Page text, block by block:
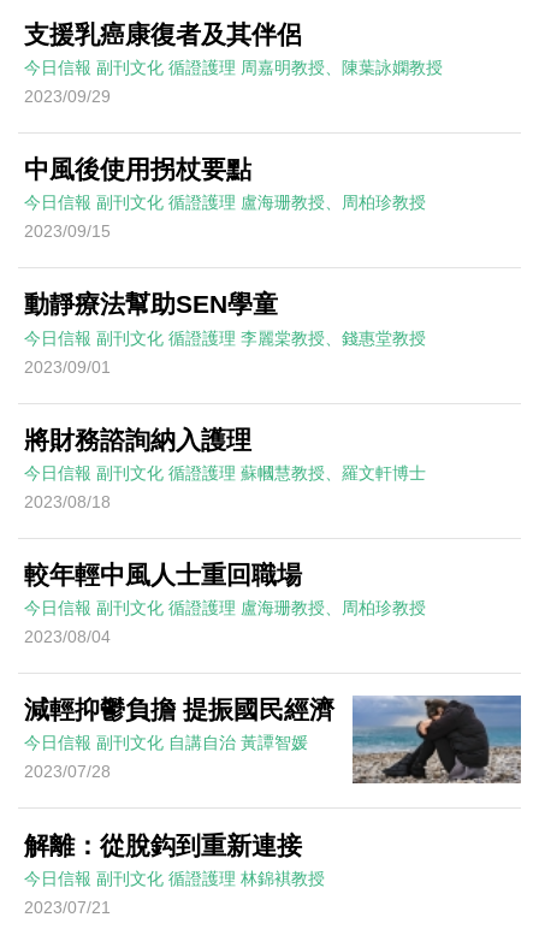
支援乳癌康復者及其伴侶
今日信報 副刊文化 循證護理 周嘉明教授、陳葉詠嫻教授
2023/09/29
中風後使用拐杖要點
今日信報 副刊文化 循證護理 盧海珊教授、周柏珍教授
2023/09/15
動靜療法幫助SEN學童
今日信報 副刊文化 循證護理 李麗棠教授、錢惠堂教授
2023/09/01
將財務諮詢納入護理
今日信報 副刊文化 循證護理 蘇幗慧教授、羅文軒博士
2023/08/18
較年輕中風人士重回職場
今日信報 副刊文化 循證護理 盧海珊教授、周柏珍教授
2023/08/04
減輕抑鬱負擔 提振國民經濟
今日信報 副刊文化 自講自治 黃譚智媛
2023/07/28
解離：從脫鈎到重新連接
今日信報 副刊文化 循證護理 林錦褀教授
2023/07/21